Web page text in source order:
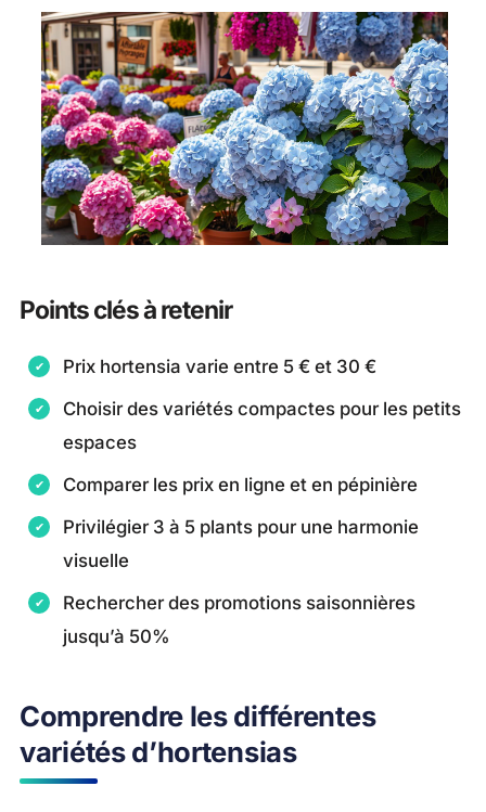
Points clés à retenir
Prix hortensia varie entre 5 € et 30 €
Choisir des variétés compactes pour les petits
espaces
Comparer les prix en ligne et en pépinière
Privilégier 3 à 5 plants pour une harmonie
visuelle
Rechercher des promotions saisonnières
jusqu’à 50%
Comprendre les différentes
variétés d’hortensias